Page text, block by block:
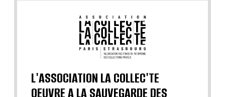
L'ASSOCIATION LA COLLEC'TE
OEUVRE A LA SAUVEGARDE DES